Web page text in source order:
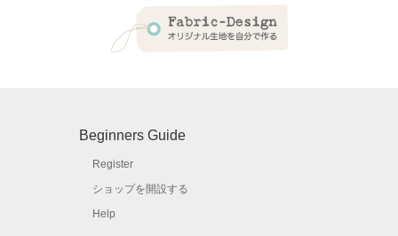
Beginners Guide
Register
ショップを開設する
Help